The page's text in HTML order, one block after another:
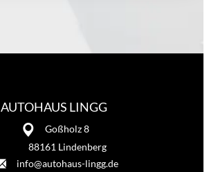
AUTOHAUS LINGG
Goßholz 8
88161 Lindenberg
info@autohaus-lingg.de